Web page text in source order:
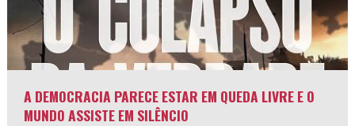
A DEMOCRACIA PARECE ESTAR EM QUEDA LIVRE E O
MUNDO ASSISTE EM SILÊNCIO